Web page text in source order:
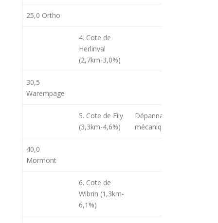
25,0 Ortho
4. Cote de
Herlinval
(2,7km-3,0%)
30,5
Warempage
5. Cote de Fily
(3,3km-4,6%)
Dépannage
mécanique
40,0
Mormont
6. Cote de
Wibrin (1,3km-
6,1%)